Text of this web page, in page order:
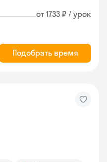
от 1733 ₽ / урок
Подобрать время